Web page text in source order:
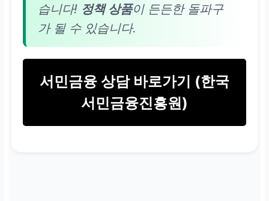
습니다! 정책 상품이 든든한 돌파구
가 될 수 있습니다.
서민금융 상담 바로가기 (한국
서민금융진흥원)